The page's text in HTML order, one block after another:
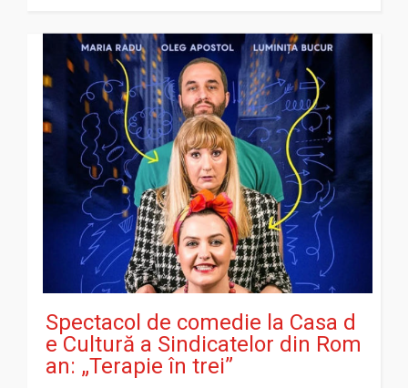
Spectacol de comedie la Casa d
e Cultură a Sindicatelor din Rom
an: „Terapie în trei”